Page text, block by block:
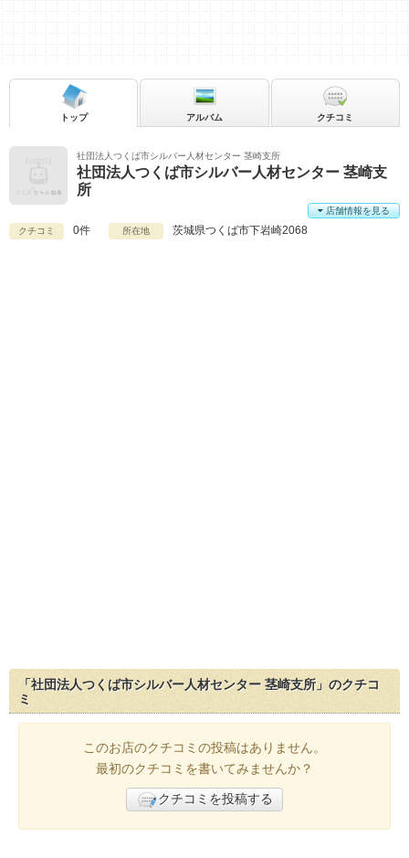
社団法人つくば市シルバー人材センター 茎崎支所
社団法人つくば市シルバー人材センター 茎崎支
所
クチコミ 0件 所在地 茨城県つくば市下岩崎2068
店舗情報を見る
トップ アルバム クチコミ
「社団法人つくば市シルバー人材センター 茎崎支所」のクチコ
ミ
このお店のクチコミの投稿はありません。
最初のクチコミを書いてみませんか？
クチコミを投稿する